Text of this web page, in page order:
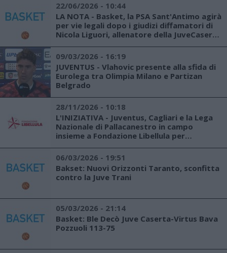
22/06/2026 - 10:44
LA NOTA - Basket, la PSA Sant'Antimo agirà
per vie legali dopo i giudizi diffamatori di
Nicola Liguori, allenatore della JuveCaserta
09/03/2026 - 16:19
JUVENTUS - Vlahovic presente alla sfida di
Eurolega tra Olimpia Milano e Partizan
Belgrado
28/11/2026 - 10:18
L'INIZIATIVA - Juventus, Cagliari e la Lega
Nazionale di Pallacanestro in campo
insieme a Fondazione Libellula per
06/03/2026 - 19:51
Bakset: Nuovi Orizzonti Taranto, sconfitta
contro la Juve Trani
05/03/2026 - 21:14
Basket: Ble Decò Juve Caserta-Virtus Bava
Pozzuoli 113-75